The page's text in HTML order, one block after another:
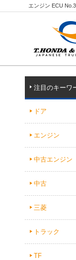
エンジン ECU
注目のキーワ
ドア
エンジン
中古エンジン
中古
三菱
トラック
TF